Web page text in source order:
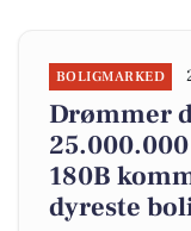
BOLIGMARKED
Drømmer
180B
dyreste